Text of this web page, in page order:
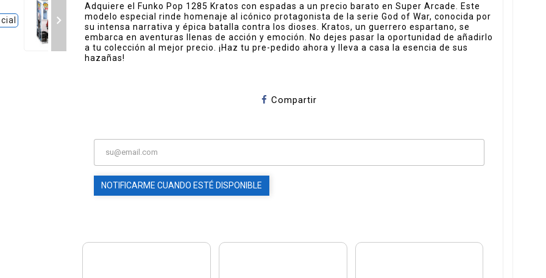

Adquiere el Funko Pop 1285 Kratos con espadas a un precio barato en Super Arcade. Este
modelo especial rinde homenaje al icónico protagonista de la serie God of War, conocida por
su intensa narrativa y épica batalla contra los dioses. Kratos, un guerrero espartano, se
embarca en aventuras llenas de acción y emoción. No dejes pasar la oportunidad de añadirlo
a tu colección al mejor precio. ¡Haz tu pre-pedido ahora y lleva a casa la esencia de sus
hazañas!
Compartir
NOTIFICARME CUANDO ESTÉ DISPONIBLE